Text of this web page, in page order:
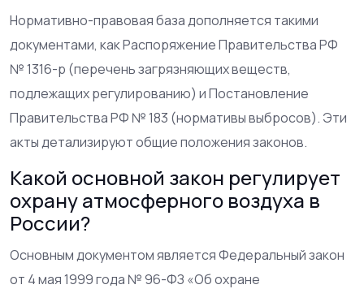
Нормативно-правовая база дополняется такими
документами, как Распоряжение Правительства РФ
№ 1316-р (перечень загрязняющих веществ,
подлежащих регулированию) и Постановление
Правительства РФ № 183 (нормативы выбросов). Эти
акты детализируют общие положения законов.
Какой основной закон регулирует
охрану атмосферного воздуха в
России?
Основным документом является Федеральный закон
от 4 мая 1999 года № 96-ФЗ «Об охране